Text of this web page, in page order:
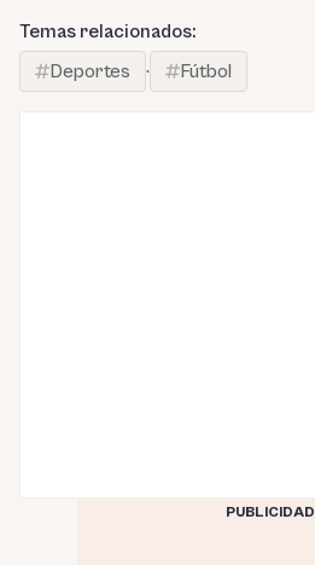
Temas relacionados:
Deportes
· Fútbol
PUBLICIDAD